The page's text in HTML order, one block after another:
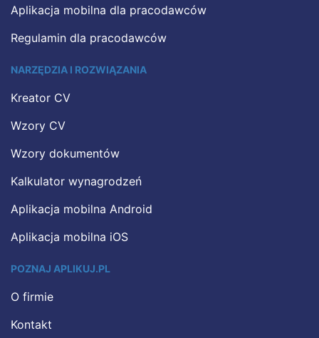
Aplikacja mobilna dla pracodawców
Regulamin dla pracodawców
NARZĘDZIA I ROZWIĄZANIA
Kreator CV
Wzory CV
Wzory dokumentów
Kalkulator wynagrodzeń
Aplikacja mobilna Android
Aplikacja mobilna iOS
POZNAJ APLIKUJ.PL
O firmie
Kontakt